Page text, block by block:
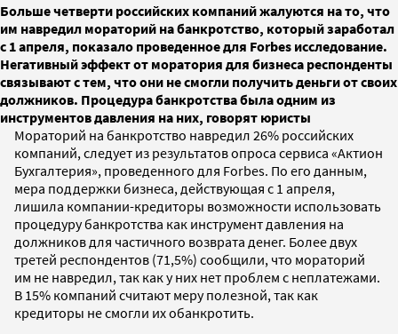
Больше четверти российских компаний жалуются на то, что
им навредил мораторий на банкротство, который заработал
с 1 апреля, показало проведенное для Forbes исследование.
Негативный эффект от моратория для бизнеса респонденты
связывают с тем, что они не смогли получить деньги от своих
должников. Процедура банкротства была одним из
инструментов давления на них, говорят юристы
Мораторий на банкротство навредил 26% российских
компаний, следует из результатов опроса сервиса «Актион
Бухгалтерия», проведенного для Forbes. По его данным,
мера поддержки бизнеса, действующая с 1 апреля,
лишила компании-кредиторы возможности использовать
процедуру банкротства как инструмент давления на
должников для частичного возврата денег. Более двух
третей респондентов (71,5%) сообщили, что мораторий
им не навредил, так как у них нет проблем с неплатежами.
В 15% компаний считают меру полезной, так как
кредиторы не смогли их обанкротить.